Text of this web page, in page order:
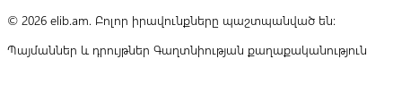
© 2026 elib.am. Բոլոր իրավունքները պաշտպանված են:
Պայմաններ և դրույթներ Գաղտնիության քաղաքականություն